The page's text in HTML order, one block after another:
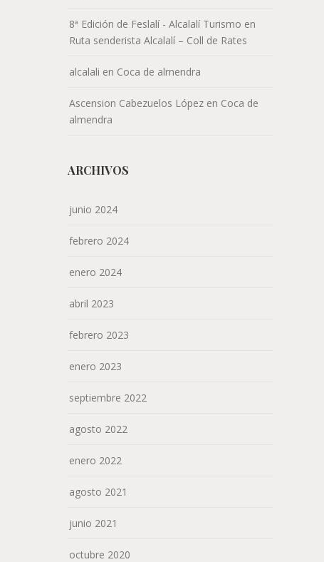
8ª Edición de Feslalí - Alcalalí Turismo en
Ruta senderista Alcalalí – Coll de Rates
alcalali en Coca de almendra
Ascension Cabezuelos López en Coca de
almendra
ARCHIVOS
junio 2024
febrero 2024
enero 2024
abril 2023
febrero 2023
enero 2023
septiembre 2022
agosto 2022
enero 2022
agosto 2021
junio 2021
octubre 2020